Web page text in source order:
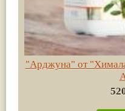
"Арджуна" от